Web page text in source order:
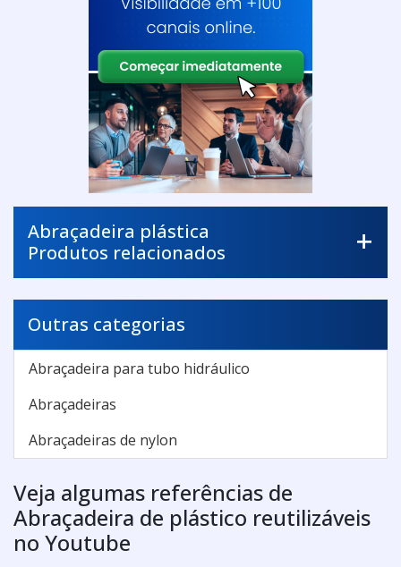
Abraçadeira plástica
Produtos relacionados
Outras categorias
Abraçadeira para tubo hidráulico
Abraçadeiras
Abraçadeiras de nylon
Veja algumas referências de
Abraçadeira de plástico reutilizáveis
no Youtube